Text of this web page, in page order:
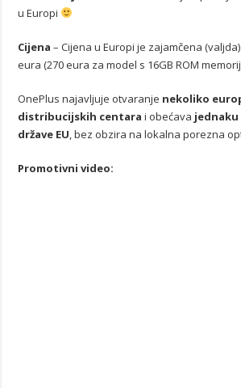
u Europi
Cijena – Cijena u Europi je zajamčena
eura (270 eura za model s 16GB ROM
OnePlus najavljuje otvaranje nekoliko
distribucijskih centara i obećava jednaku
države EU , bez obzira na lokalna porezna
Promotivni video: